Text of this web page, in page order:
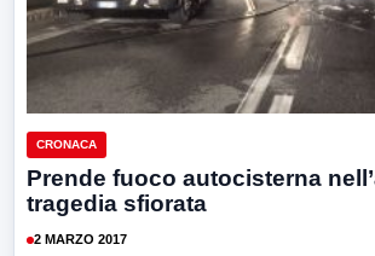
CRONACA
Prende fuoco autocisterna
tragedia sfiorata
2 MARZO 2017